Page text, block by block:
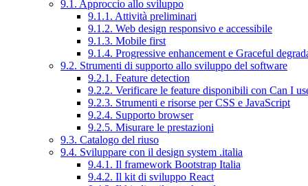
9.1. Approccio allo sviluppo
9.1.1. Attività preliminari
9.1.2. Web design responsivo e accessibile
9.1.3. Mobile first
9.1.4. Progressive enhancement e Graceful
9.2. Strumenti di supporto allo sviluppo del software
9.2.1. Feature detection
9.2.2. Verificare le feature disponibili con Can I
9.2.3. Strumenti e risorse per CSS e JavaScript
9.2.4. Supporto browser
9.2.5. Misurare le prestazioni
9.3. Catalogo del riuso
9.4. Sviluppare con il design system .italia
9.4.1. Il framework Bootstrap Italia
9.4.2. Il kit di sviluppo React